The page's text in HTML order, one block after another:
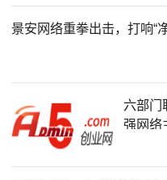
景安网络重拳出击，打响“
六部门
强网络